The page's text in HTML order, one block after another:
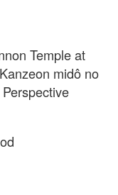
Temple at
midô no